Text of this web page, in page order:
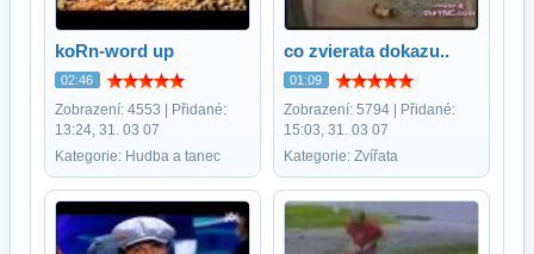
koRn-word up
02:46
Zobrazení: 4553 | Přidané:
13:24, 31. 03 07
Kategorie: Hudba a tanec
co zvierata dokazu..
01:09
Zobrazení: 5794 | Přidané:
15:03, 31. 03 07
Kategorie: Zvířata